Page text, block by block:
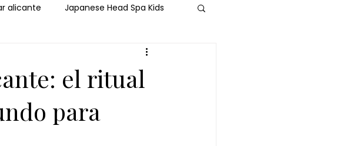
alicante Japanese Head Spa Kids
masaje relajante de matcha
el ritual
para